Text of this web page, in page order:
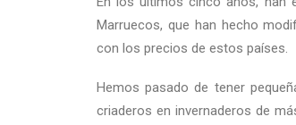
Marruecos, que han hecho
con los precios de estos países.
Hemos pasado de tener
criaderos en invernaderos de